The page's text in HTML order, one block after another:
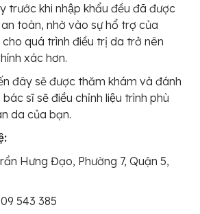
trước khi nhập khẩu đều đã được
toàn, nhờ vào sự hổ trợ của
quá trình điều trị da trở nên
xác hơn.
đây sẽ được thăm khám và đánh
sĩ sẽ điều chỉnh liệu trình phù
da của bạn.
Hưng Đạo, Phường 7, Quận 5,
543 385